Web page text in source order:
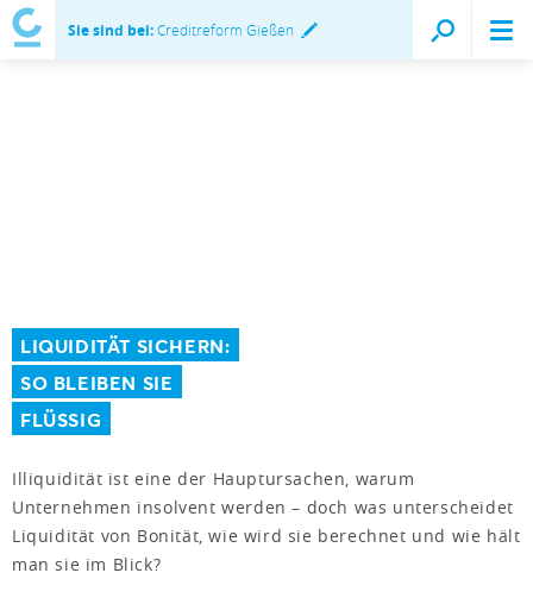
Sie sind bei:Creditreform Gießen
LIQUIDITÄT SICHERN:
SO BLEIBEN SIE
FLÜSSIG
Illiquidität ist eine der Hauptursachen, warum
Unternehmen insolvent werden – doch was unterscheidet
Liquidität von Bonität, wie wird sie berechnet und wie hält
man sie im Blick?